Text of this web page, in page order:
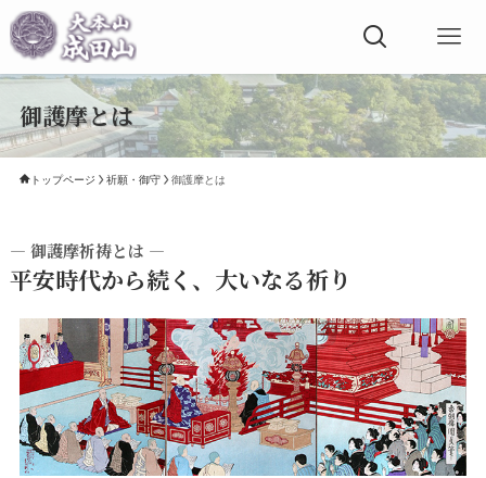
御護摩とは
トップページ 祈願・御守 御護摩とは
— 御護摩祈祷とは —
平安時代から続く、大いなる祈り